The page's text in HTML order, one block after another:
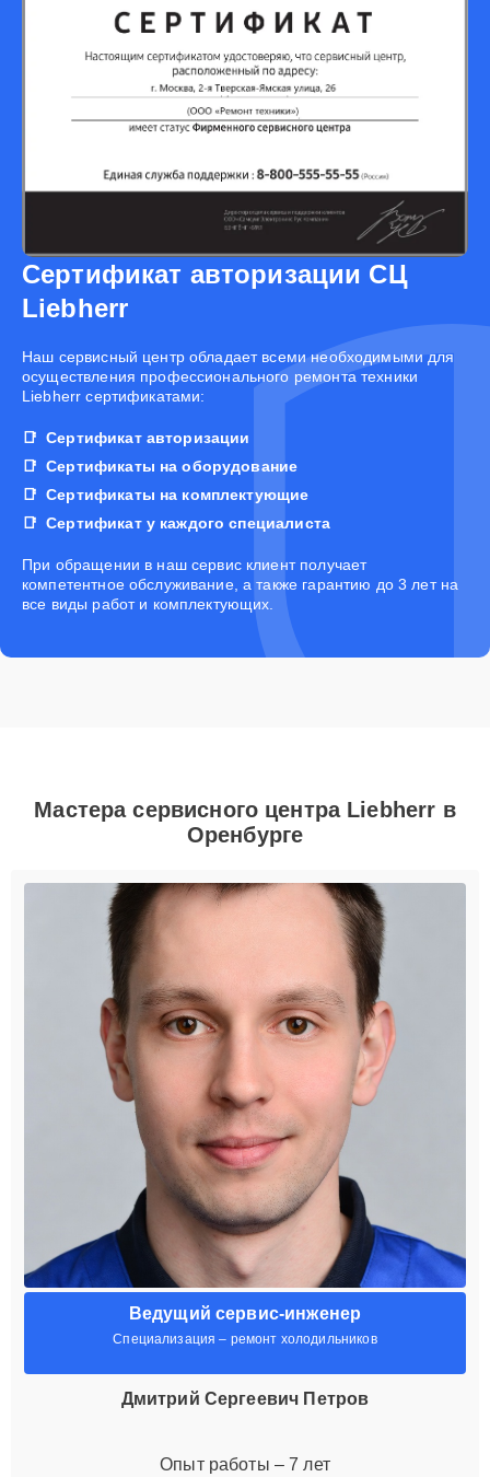
Сертификат авторизации СЦ
Liebherr
Наш сервисный центр обладает всеми необходимыми для
осуществления профессионального ремонта техники
Liebherr сертификатами:
Сертификат авторизации
Сертификаты на оборудование
Сертификаты на комплектующие
Сертификат у каждого специалиста
При обращении в наш сервис клиент получает
компетентное обслуживание, а также гарантию до 3 лет на
все виды работ и комплектующих.
Мастера сервисного центра Liebherr в
Оренбурге
Ведущий сервис-инженер
Специализация – ремонт холодильников
Дмитрий Сергеевич Петров
Опыт работы – 7 лет